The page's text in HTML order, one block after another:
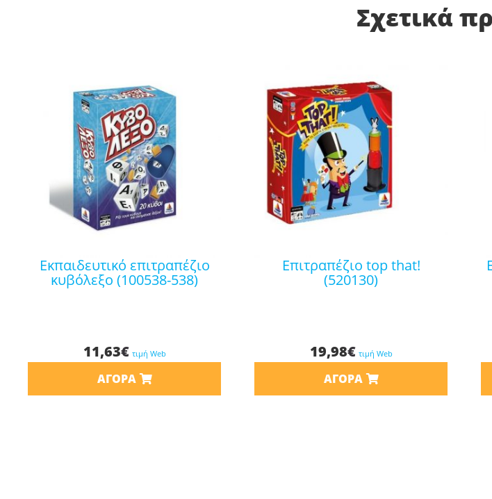
Σχετικά
εκπαιδευτικό επιτραπέζιο
κυβόλεξο (100538-538)
11,63€ τιμή Web
ΑΓΟΡΆ
επιτραπέζιο top that!
(520130)
19,98€ τιμή Web
ΑΓΟΡΆ